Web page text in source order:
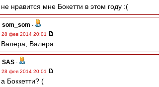
не нравится мне Бокетти в этом году :(
som_som -
28 фев 2014 20:01
Валера, Валера..
SAS -
28 фев 2014 20:01
а Боккетти? (